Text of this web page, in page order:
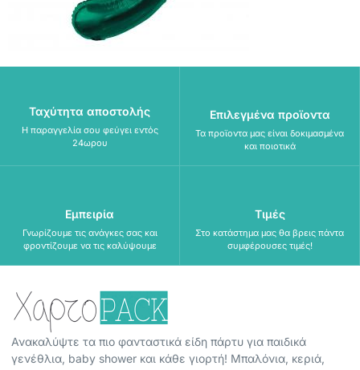
Ταχύτητα αποστολής
Η παραγγελία σου φεύγει εντός
24ωρου
Επιλεγμένα προϊοντα
Τα προϊοντα μας είναι δοκιμασμένα
και ποιοτικά
Εμπειρία
Γνωρίζουμε τις ανάγκες σας και
φροντίζουμε να τις καλύψουμε
Τιμές
Στο κατάστημα μας θα βρεις πάντα
συμφέρουσες τιμές!
Ανακαλύψτε τα πιο φανταστικά είδη πάρτυ για παιδικά
γενέθλια, baby shower και κάθε γιορτή! Μπαλόνια, κεριά,